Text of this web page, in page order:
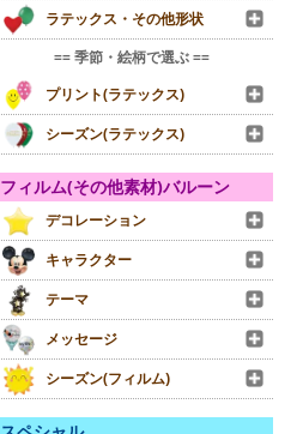
ラテックス・その他形状
== 季節・絵柄で選ぶ ==
プリント(ラテックス)
シーズン(ラテックス)
フィルム(その他素材)バルーン
デコレーション
キャラクター
テーマ
メッセージ
シーズン(フィルム)